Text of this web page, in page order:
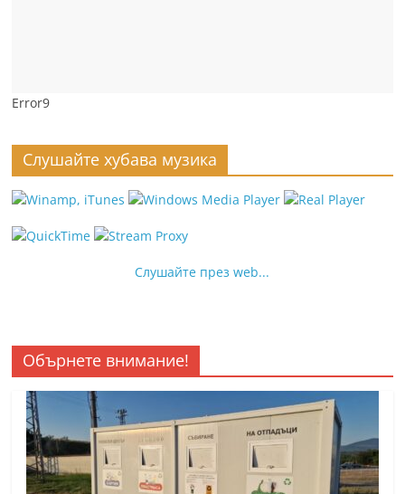
Error9
Слушайте хубава музика
Слушайте през web...
Обърнете внимание!